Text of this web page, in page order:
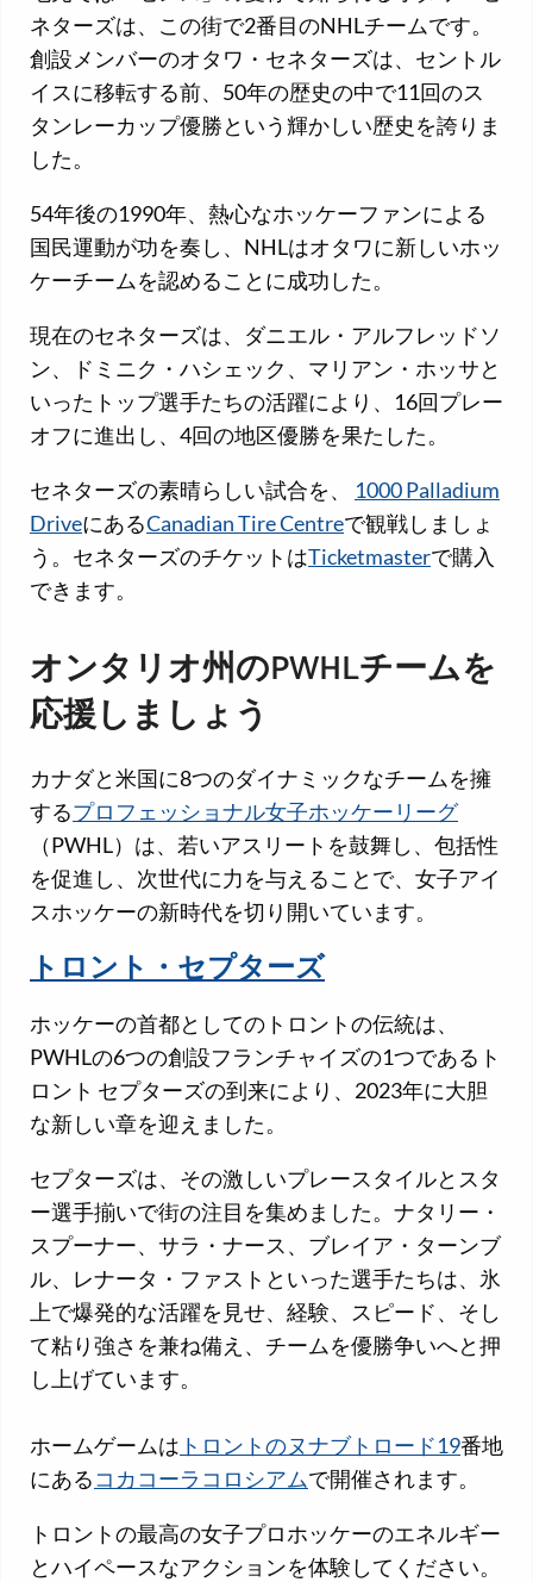
ネターズは、この街で2番目のNHLチームです。
創設メンバーのオタワ・セネターズは、セントル
イスに移転する前、50年の歴史の中で11回のス
タンレーカップ優勝という輝かしい歴史を誇りま
した。
54年後の1990年、熱心なホッケーファンによる
国民運動が功を奏し、NHLはオタワに新しいホッ
ケーチームを認めることに成功した。
現在のセネターズは、ダニエル・アルフレッドソ
ン、ドミニク・ハシェック、マリアン・ホッサと
いったトップ選手たちの活躍により、16回プレー
オフに進出し、4回の地区優勝を果たした。
セネターズの素晴らしい試合を、 1000 Palladium
DriveにあるCanadian Tire Centreで観戦しましょ
う。セネターズのチケットはTicketmasterで購入
できます。
オンタリオ州のPWHLチームを
応援しましょう
カナダと米国に8つのダイナミックなチームを擁
するプロフェッショナル女子ホッケーリーグ
（PWHL）は、若いアスリートを鼓舞し、包括性
を促進し、次世代に力を与えることで、女子アイ
スホッケーの新時代を切り開いています。
トロント・セプターズ
ホッケーの首都としてのトロントの伝統は、
PWHLの6つの創設フランチャイズの1つであるト
ロント セプターズの到来により、2023年に大胆
な新しい章を迎えました。
セプターズは、その激しいプレースタイルとスタ
ー選手揃いで街の注目を集めました。ナタリー・
スプーナー、サラ・ナース、ブレイア・ターンブ
ル、レナータ・ファストといった選手たちは、氷
上で爆発的な活躍を見せ、経験、スピード、そし
て粘り強さを兼ね備え、チームを優勝争いへと押
し上げています。
ホームゲームは トロントのヌナブトロード19番地
にあるコカコーラコロシアムで開催されます。
トロントの最高の女子プロホッケーのエネルギー
とハイペースなアクションを体験してください。